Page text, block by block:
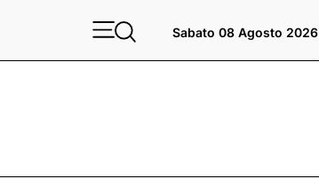
Sabato 08 Agosto 2026